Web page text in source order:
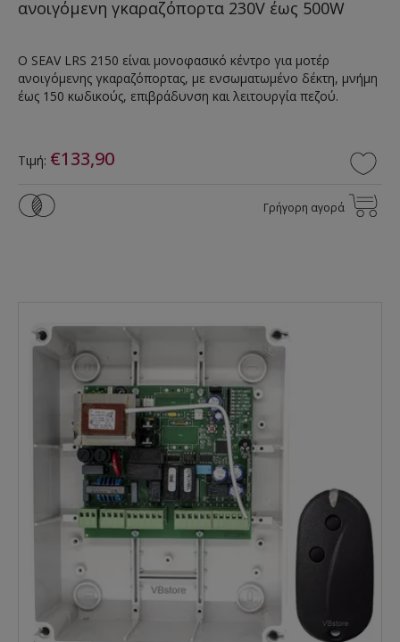
ανοιγόμενη γκαραζόπορτα 230V έως 500W
Ο SEAV LRS 2150 είναι μονοφασικό κέντρο για μοτέρ
ανοιγόμενης γκαραζόπορτας, με ενσωματωμένο δέκτη, μνήμη
έως 150 κωδικούς, επιβράδυνση και λειτουργία πεζού.
Τιμή: €133,90
Γρήγορη αγορά